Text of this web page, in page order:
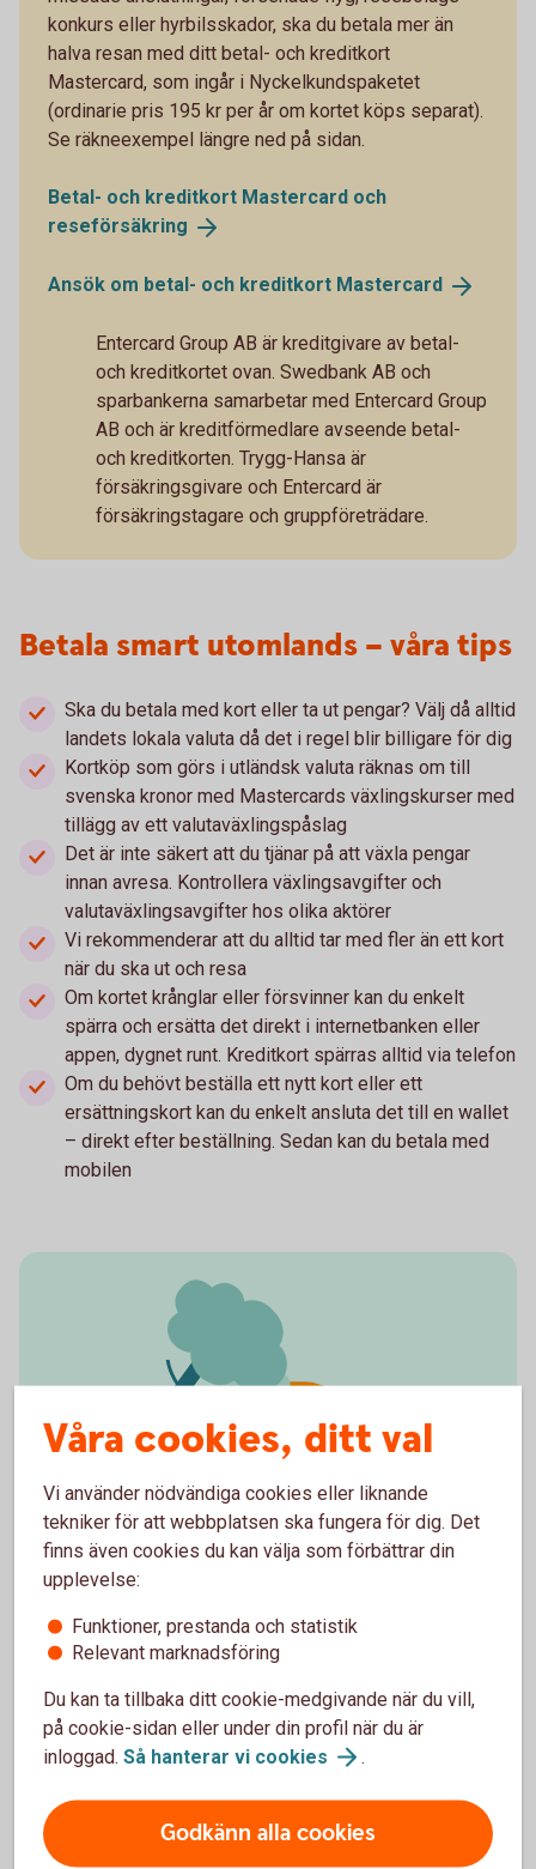
konkurs eller hyrbilsskador, ska du betala mer än
halva resan med ditt betal- och kreditkort
Mastercard, som ingår i Nyckelkundspaketet
(ordinarie pris 195 kr per år om kortet köps separat).
Se räkneexempel längre ned på sidan.
Betal- och kreditkort Mastercard och
reseförsäkring
Ansök om betal- och kreditkort Mastercard
Entercard Group AB är kreditgivare av betal-
och kreditkortet ovan. Swedbank AB och
sparbankerna samarbetar med Entercard Group
AB och är kreditförmedlare avseende betal-
och kreditkorten. Trygg-Hansa är
försäkringsgivare och Entercard är
försäkringstagare och gruppföreträdare.
Betala smart utomlands – våra tips
Ska du betala med kort eller ta ut pengar? Välj då alltid
landets lokala valuta då det i regel blir billigare för dig
Kortköp som görs i utländsk valuta räknas om till
svenska kronor med Mastercards växlingskurser med
tillägg av ett valutaväxlingspåslag
Det är inte säkert att du tjänar på att växla pengar
innan avresa. Kontrollera växlingsavgifter och
valutaväxlingsavgifter hos olika aktörer
Vi rekommenderar att du alltid tar med fler än ett kort
när du ska ut och resa
Om kortet krånglar eller försvinner kan du enkelt
spärra och ersätta det direkt i internetbanken eller
appen, dygnet runt. Kreditkort spärras alltid via telefon
Om du behövt beställa ett nytt kort eller ett
ersättningskort kan du enkelt ansluta det till en wallet
– direkt efter beställning. Sedan kan du betala med
mobilen
Rulla säkert på vägarna i
sommar
Vet du om att du som är Nyckelkund och har
20 procent rabatt på vår bilförsäkring? Din exakta
rabatt visas när du är inloggad i internetbanken eller
appen.
Se villkor och skaffa
Våra cookies, ditt val
Vi använder nödvändiga cookies eller liknande
tekniker för att webbplatsen ska fungera för dig. Det
finns även cookies du kan välja som förbättrar din
upplevelse:
Funktioner, prestanda och statistik
Relevant marknadsföring
Du kan ta tillbaka ditt cookie-medgivande när du vill,
på cookie-sidan eller under din profil när du är
inloggad. Så hanterar vi cookies .
Godkänn alla cookies